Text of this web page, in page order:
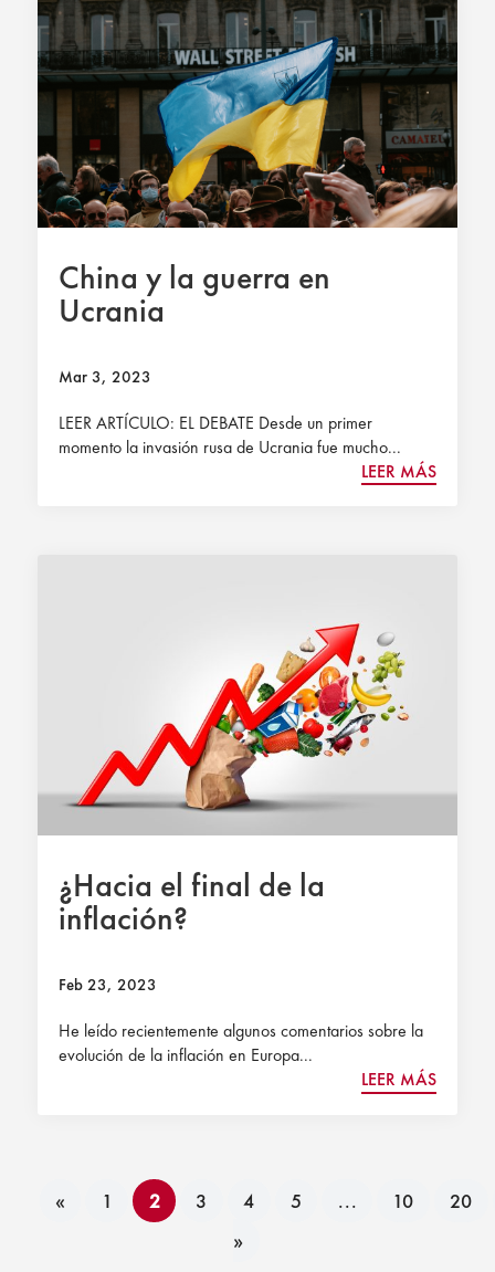
China y la guerra en
Ucrania
Mar 3, 2023
LEER ARTÍCULO: EL DEBATE Desde un primer
momento la invasión rusa de Ucrania fue mucho...
LEER MÁS
¿Hacia el final de la
inflación?
Feb 23, 2023
He leído recientemente algunos comentarios sobre la
evolución de la inflación en Europa...
LEER MÁS
« 1 2 3 4 5 ... 10
20
»